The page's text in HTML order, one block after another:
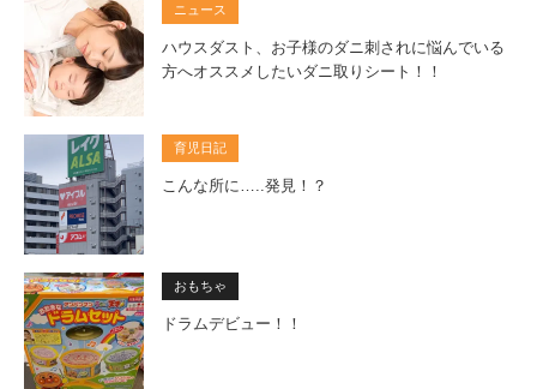
ニュース
ハウスダスト、お子様のダニ刺されに悩んでいる
方へオススメしたいダニ取りシート！！
育児日記
こんな所に…..発見！？
おもちゃ
ドラムデビュー！！